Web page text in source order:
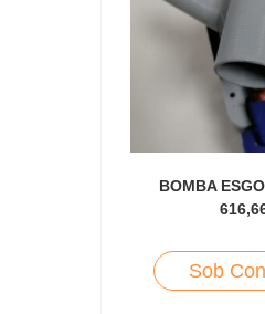
BOMBA
Sob